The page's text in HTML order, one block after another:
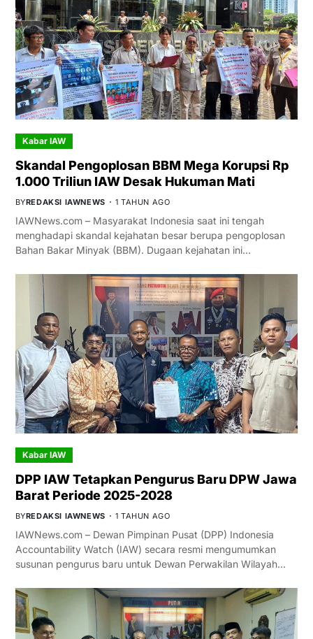
Kabar IAW
Skandal Pengoplosan BBM Mega Korupsi Rp
1.000 Triliun IAW Desak Hukuman Mati
BYREDAKSI IAWNEWS 1 TAHUN AGO
IAWNews.com – Masyarakat Indonesia saat ini tengah
menghadapi skandal kejahatan besar berupa pengoplosan
Bahan Bakar Minyak (BBM). Dugaan kejahatan ini…
Kabar IAW
DPP IAW Tetapkan Pengurus Baru DPW Jawa
Barat Periode 2025-2028
BYREDAKSI IAWNEWS 1 TAHUN AGO
IAWNews.com – Dewan Pimpinan Pusat (DPP) Indonesia
Accountability Watch (IAW) secara resmi mengumumkan
susunan pengurus baru untuk Dewan Perwakilan Wilayah…